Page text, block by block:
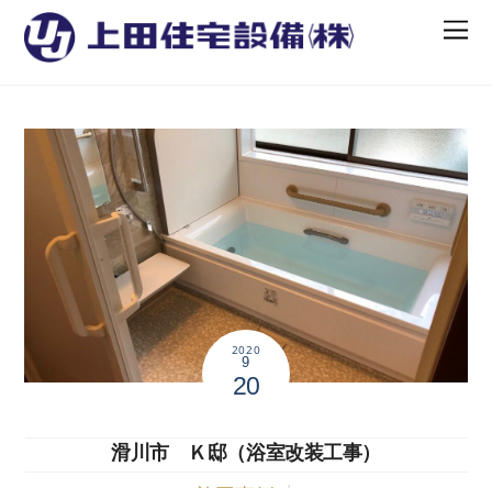
2020
9
20
滑川市 Ｋ邸（浴室改装工事）